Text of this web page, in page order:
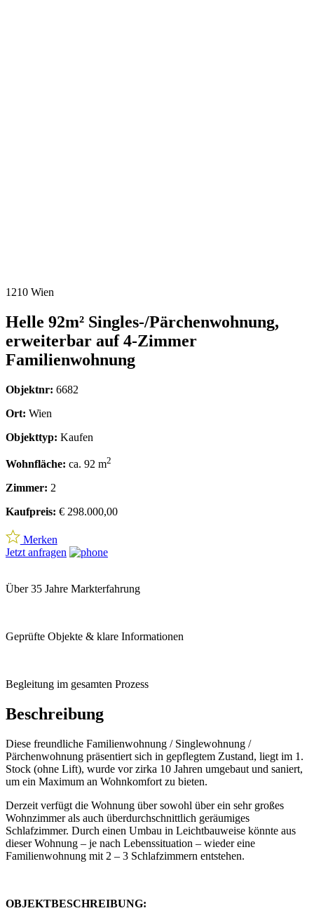
1210 Wien
Helle 92m² Singles-/Pärchenwohnung,
erweiterbar auf 4-Zimmer
Familienwohnung
Objektnr: 6682
Ort: Wien
Objekttyp: Kaufen
Wohnfläche: ca. 92 m2
Zimmer: 2
Kaufpreis: € 298.000,00
Merken
Jetzt anfragen
Über 35 Jahre Markterfahrung
Geprüfte Objekte & klare Informationen
Begleitung im gesamten Prozess
Beschreibung
Diese freundliche Familienwohnung / Singlewohnung /
Pärchenwohnung präsentiert sich in gepflegtem Zustand, liegt im 1.
Stock (ohne Lift), wurde vor zirka 10 Jahren umgebaut und saniert,
um ein Maximum an Wohnkomfort zu bieten.
Derzeit verfügt die Wohnung über sowohl über ein sehr großes
Wohnzimmer als auch überdurchschnittlich geräumiges
Schlafzimmer. Durch einen Umbau in Leichtbauweise könnte aus
dieser Wohnung – je nach Lebenssituation – wieder eine
Familienwohnung mit 2 – 3 Schlafzimmern entstehen.
OBJEKTBESCHREIBUNG: